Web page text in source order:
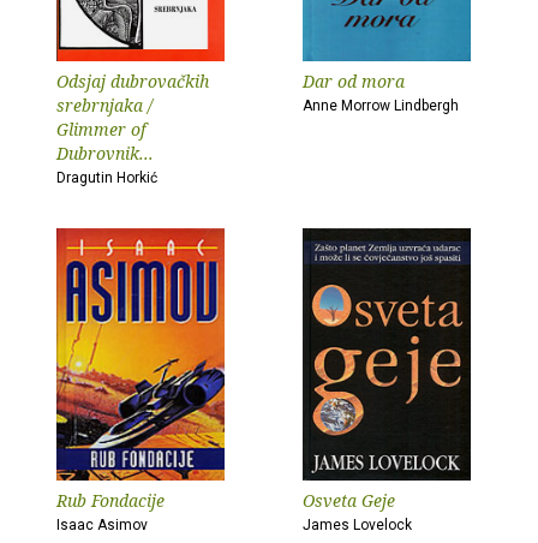
Odsjaj dubrovačkih
srebrnjaka /
Glimmer of
Dubrovnik...
Dragutin Horkić
Dar od mora
Anne Morrow Lindbergh
Rub Fondacije
Isaac Asimov
Osveta Geje
James Lovelock